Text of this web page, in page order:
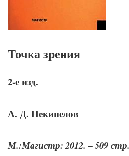
Точка зрения
2-е изд.
А. Д. Некипелов
М.:Магистр: 2012. – 509 стр.